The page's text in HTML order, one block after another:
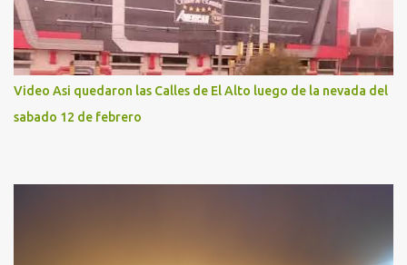
Video Asi quedaron las Calles de El Alto luego de la nevada del
sabado 12 de febrero